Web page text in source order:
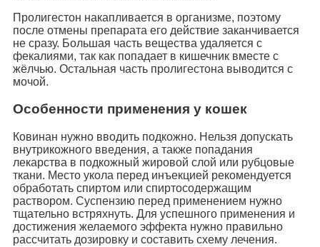
Пролигестон накапливается в организме, поэтому
после отмены препарата его действие заканчивается
не сразу. Большая часть вещества удаляется с
фекалиями, так как попадает в кишечник вместе с
жёлчью. Остальная часть пролигестона выводится с
мочой.
Особенности применения у кошек
Ковинан нужно вводить подкожно. Нельзя допускать
внутрикожного введения, а также попадания
лекарства в подкожный жировой слой или рубцовые
ткани. Место укола перед инъекцией рекомендуется
обработать спиртом или спиртосодержащим
раствором. Суспензию перед применением нужно
тщательно встряхнуть. Для успешного применения и
достижения желаемого эффекта нужно правильно
рассчитать дозировку и составить схему лечения.